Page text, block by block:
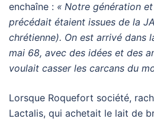
enchaîne : « Notre génération
précédait étaient issues de la
chrétienne). On est arrivé dans
mai 68, avec des idées et des
voulait casser les carcans du
Lorsque Roquefort société,
Lactalis, qui achetait le lait de